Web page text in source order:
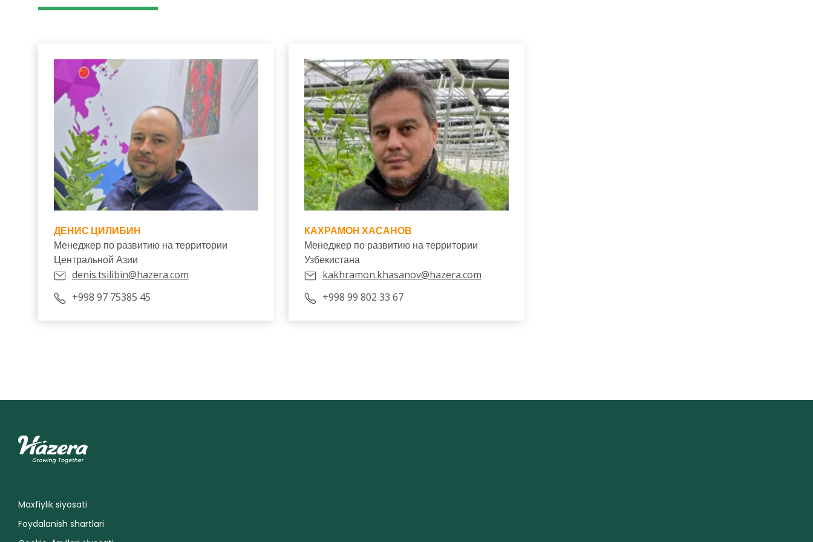
ДЕНИС ЦИЛИБИН
Менеджер по развитию на территории
Центральной Азии
denis.tsilibin@hazera.com
+998 97 75385 45
КАХРАМОН ХАСАНОВ
Менеджер по развитию на территории
Узбекистана
kakhramon.khasanov@hazera.com
+998 99 802 33 67
Maxfiylik siyosati
Foydalanish shartlari